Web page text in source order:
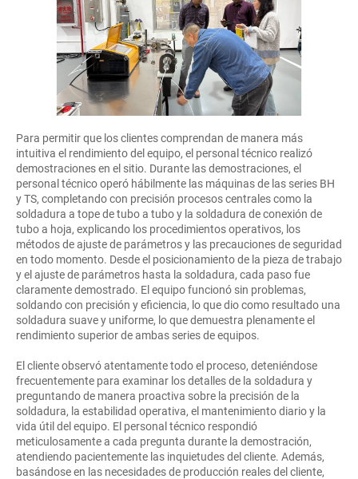
Para permitir que los clientes comprendan de manera más
intuitiva el rendimiento del equipo, el personal técnico realizó
demostraciones en el sitio. Durante las demostraciones, el
personal técnico operó hábilmente las máquinas de las series BH
y TS, completando con precisión procesos centrales como la
soldadura a tope de tubo a tubo y la soldadura de conexión de
tubo a hoja, explicando los procedimientos operativos, los
métodos de ajuste de parámetros y las precauciones de seguridad
en todo momento. Desde el posicionamiento de la pieza de trabajo
y el ajuste de parámetros hasta la soldadura, cada paso fue
claramente demostrado. El equipo funcionó sin problemas,
soldando con precisión y eficiencia, lo que dio como resultado una
soldadura suave y uniforme, lo que demuestra plenamente el
rendimiento superior de ambas series de equipos.
El cliente observó atentamente todo el proceso, deteniéndose
frecuentemente para examinar los detalles de la soldadura y
preguntando de manera proactiva sobre la precisión de la
soldadura, la estabilidad operativa, el mantenimiento diario y la
vida útil del equipo. El personal técnico respondió
meticulosamente a cada pregunta durante la demostración,
atendiendo pacientemente las inquietudes del cliente. Además,
basándose en las necesidades de producción reales del cliente,